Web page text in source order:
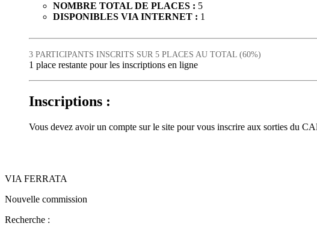
NOMBRE TOTAL DE PLACES : 5
DISPONIBLES VIA INTERNET : 1
3 PARTICIPANTS INSCRITS SUR 5 PLACES AU TOTAL (60%)
1 place restante pour les inscriptions en ligne
Inscriptions :
Vous devez avoir un compte sur le site pour vous inscrire aux sorties du
VIA FERRATA
Nouvelle commission
Recherche :